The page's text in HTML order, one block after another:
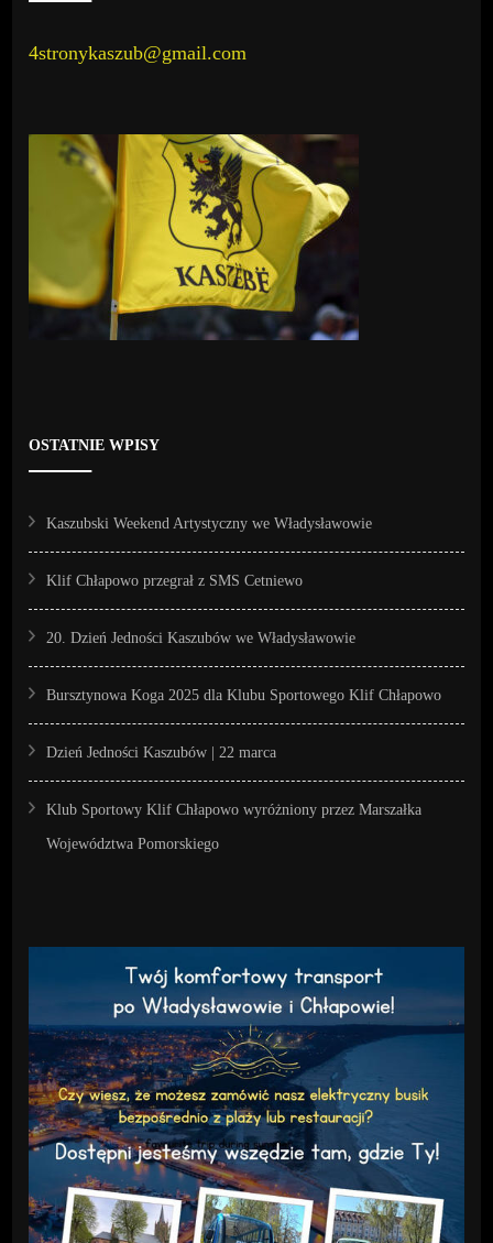
4stronykaszub@gmail.com
OSTATNIE WPISY
Kaszubski Weekend Artystyczny we Władysławowie
Klif Chłapowo przegrał z SMS Cetniewo
20. Dzień Jedności Kaszubów we Władysławowie
Bursztynowa Koga 2025 dla Klubu Sportowego Klif Chłapowo
Dzień Jedności Kaszubów | 22 marca
Klub Sportowy Klif Chłapowo wyróżniony przez Marszałka
Województwa Pomorskiego